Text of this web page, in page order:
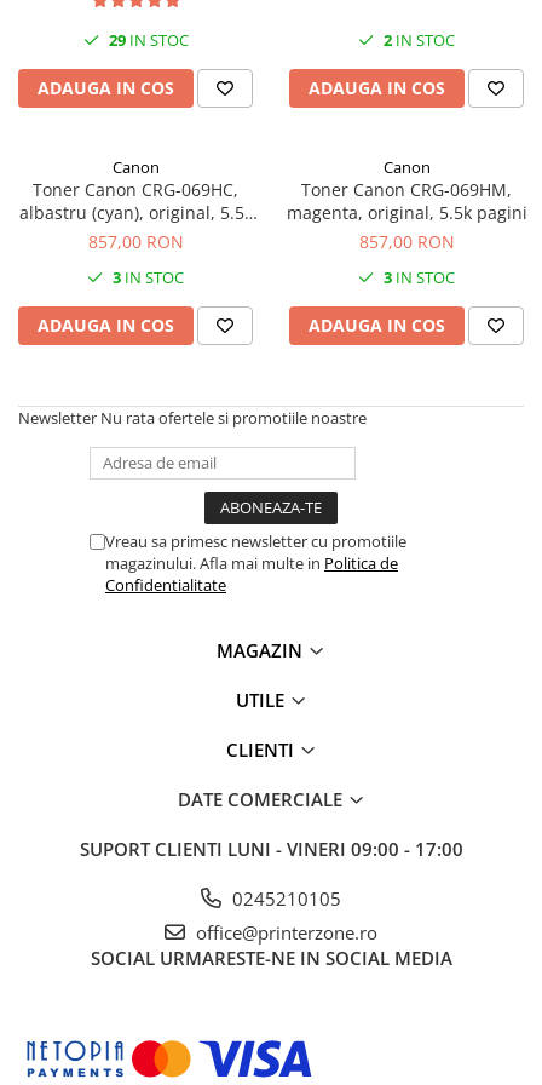
Hard disk-uri externe
Card reader
Adaptoare PCI / PCIe
Accesorii retelistica
PDU
29IN STOC
ADAUGA IN COS
2 IN STOC
ADAUGA IN COS
Canon
Toner Canon CRG-069HC,
albastru (cyan), original, 5.5k
pagini
857,00 RON
3 IN STOC
ADAUGA IN COS
Canon
Toner Canon CRG-069HM,
magenta, original, 5.5k pagini
857,00 RON
3 IN STOC
ADAUGA IN COS
Newsletter Nu rata ofertele si promotiile noastre
Vreau sa primesc newsletter cu promotiile
magazinului. Afla mai multe in Politica de
Confidentialitate
MAGAZIN
UTILE
CLIENTI
DATE COMERCIALE
SUPORT CLIENTI LUNI - VINERI 09:00 - 17:00
0245210105
office@printerzone.ro
SOCIAL URMARESTE-NE IN SOCIAL MEDIA